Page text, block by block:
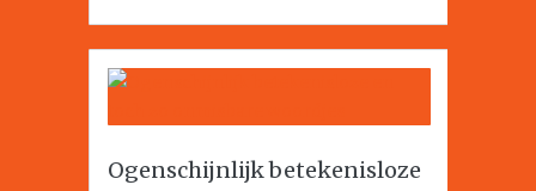
Ogenschijnlijk betekenisloze